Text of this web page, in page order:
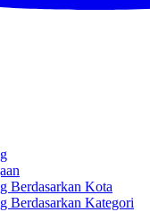
Berdasarkan Kota
Berdasarkan Kategori